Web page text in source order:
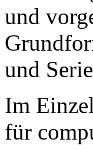
und
und
Im
für